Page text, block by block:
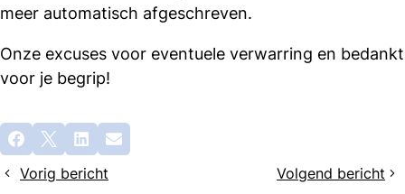
meer automatisch afgeschreven.
Onze excuses voor eventuele verwarring en bedankt
voor je begrip!
Deel
dit
bericht
Facebook
X LinkedInE-mail
Vorig bericht
WHAMM
Volgend bericht
Terugblik